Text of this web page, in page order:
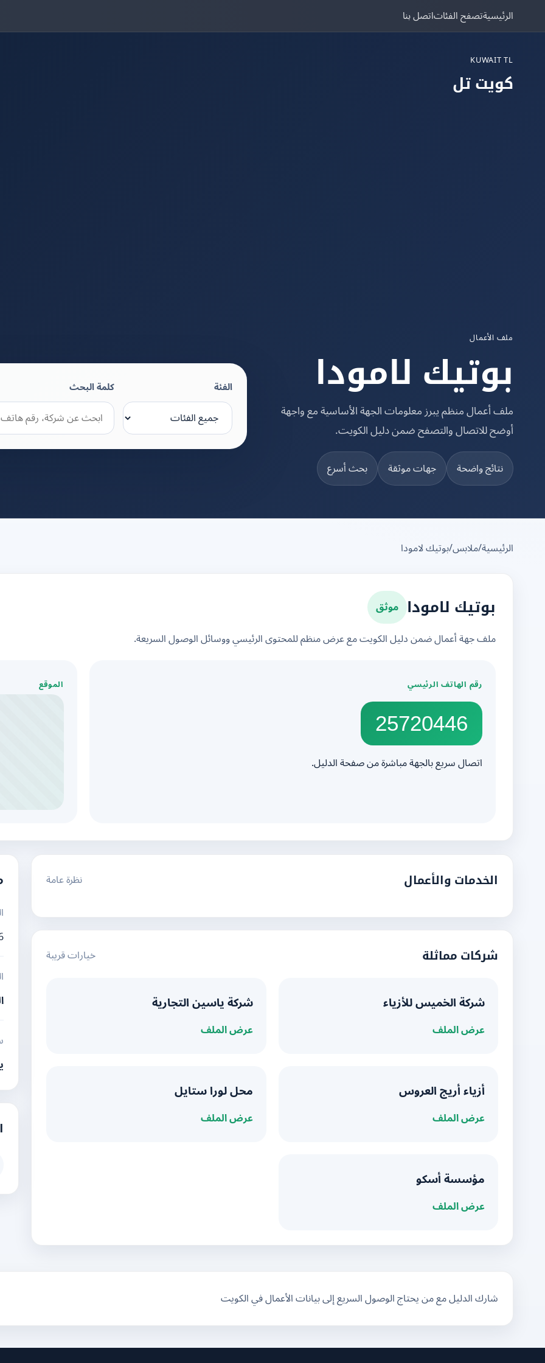
الرئيسيةتصفح الفئاتاتصل بنا
KUWAIT TL
كويت تل
ملف الأعمال
بوتيك لامودا
ملف أعمال منظم يبرز معلومات الجهة الأساسية مع واجهة
أوضح للاتصال والتصفح ضمن دليل الكويت.
نتائج واضحة جهات موثقة بحث أسرع
الفئة كلمة البحث
الرئيسية/ملابس/بوتيك لامودا
بوتيك لامودا
موثق
ملف جهة أعمال ضمن دليل الكويت مع عرض منظم للمحتوى الرئيسي ووسائل الوصول السريعة.
رقم الهاتف الرئيسي
25720446
اتصال سريع بالجهة مباشرة من صفحة الدليل.
الموقع
الخدمات والأعمال نظرة عامة
شركات مماثلة خيارات قريبة
شركة الخميس للأزياء
عرض الملف
شركة ياسين التجارية
عرض الملف
أزياء أريج العروس
عرض الملف
محل لورا ستايل
عرض الملف
مؤسسة أسكو
عرض الملف
شارك الدليل مع من يحتاج الوصول السريع إلى بيانات الأعمال في الكويت